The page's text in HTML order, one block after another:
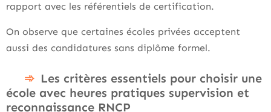
rapport avec les référentiels de certification.
On observe que certaines écoles privées acceptent
aussi des candidatures sans diplôme formel.
Les critères essentiels pour choisir une
école avec heures pratiques supervision et
reconnaissance RNCP